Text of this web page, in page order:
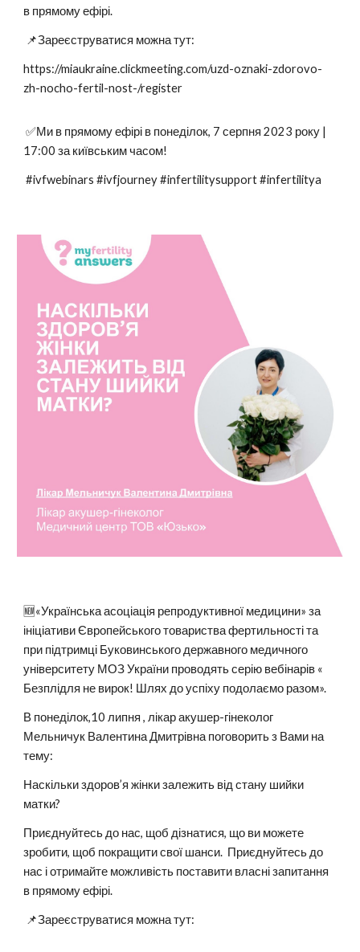
в прямому ефірі.
📌Зареєструватися можна тут:
https://miaukraine.clickmeeting.com/uzd-oznaki-zdorovo-
zh-nocho-fertil-nost-/register
✅Ми в прямому ефірі в понеділок, 7 серпня 2023 року |
17:00 за київським часом!
#ivfwebinars #ivfjourney #infertilitysupport #infertilitya
🆕«Українська асоціація репродуктивної медицини» за
ініціативи Європейського товариства фертильності та
при підтримці Буковинського державного медичного
університету МОЗ України проводять серію вебінарів «
Безплідля не вирок! Шлях до успіху подолаємо разом».
В понеділок,10 липня , лікар акушер-гінеколог
Мельничук Валентина Дмитрівна поговорить з Вами на
тему:
Наскільки здоров’я жінки залежить від стану шийки
матки?
Приєднуйтесь до нас, щоб дізнатися, що ви можете
зробити, щоб покращити свої шанси. Приєднуйтесь до
нас і отримайте можливість поставити власні запитання
в прямому ефірі.
📌Зареєструватися можна тут: